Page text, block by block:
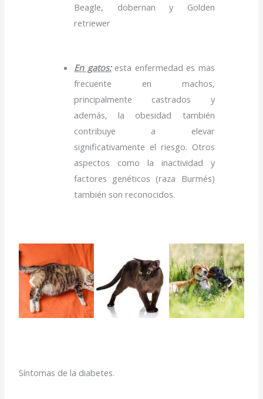
Beagle, dobernan y Golden
retriewer
En gatos:esta enfermedad es mas
frecuente en machos,
principalmente castrados y
además, la obesidad también
contribuye a elevar
significativamente el riesgo. Otros
aspectos como la inactividad y
factores genéticos (raza Burmés)
también son reconocidos.
Síntomas de la diabetes.